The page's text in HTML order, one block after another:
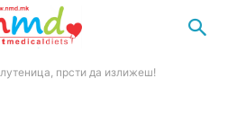
прсти да излижеш!